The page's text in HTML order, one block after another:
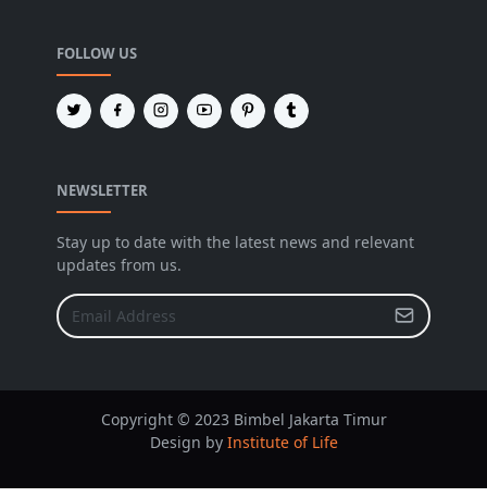
FOLLOW US
NEWSLETTER
Stay up to date with the latest news and relevant
updates from us.
Copyright © 2023 Bimbel Jakarta Timur
Design by Institute of Life